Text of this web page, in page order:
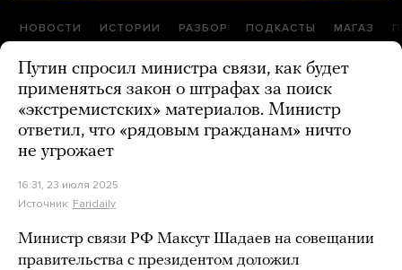
НОВОСТИ ИСТОРИИ РАЗБОР ПОДКАСТЫ МАГАЗ
Путин спросил министра связи, как будет
применяться закон о штрафах за поиск
«экстремистских» материалов. Министр
ответил, что «рядовым гражданам» ничто
не угрожает
16:31, 23 июля 2025
Источник: Faridaily
Министр связи РФ Максут Шадаев на совещании
правительства с президентом доложил